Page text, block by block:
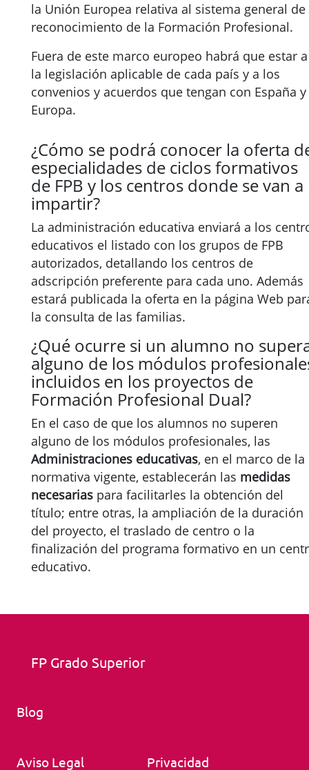
la Unión Europea relativa al sistema general de
reconocimiento de la Formación Profesional.
Fuera de este marco europeo habrá que estar a
la legislación aplicable de cada país y a los
convenios y acuerdos que tengan con España y
Europa.
¿Cómo se podrá conocer la oferta
especialidades de ciclos formativos
de FPB y los centros donde se van a
impartir?
La administración educativa enviará a los
educativos el listado con los grupos de FPB
autorizados, detallando los centros de
adscripción preferente para cada uno. Además
estará publicada la oferta en la página Web
la consulta de las familias.
¿Qué ocurre si un alumno no
alguno de los módulos
incluidos en los proyectos de
Formación Profesional Dual?
En el caso de que los alumnos no superen
alguno de los módulos profesionales, las
Administraciones educativas, en el marco de la
normativa vigente, establecerán las medidas
necesarias para facilitarles la obtención del
título; entre otras, la ampliación de la duración
del proyecto, el traslado de centro o la
finalización del programa formativo en un
educativo.
FP Grado Superior
Blog
Aviso Legal Privacidad